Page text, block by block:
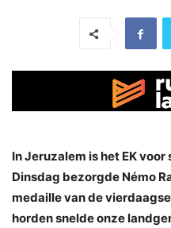
In Jeruzalem is het EK
Dinsdag bezorgde Némo
medaille van de
horden snelde onze